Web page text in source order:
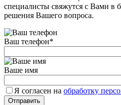
специалисты свяжутся с Вами в
решения Вашего вопроса.
Ваш телефон*
Ваше имя
Я согласен на обработку